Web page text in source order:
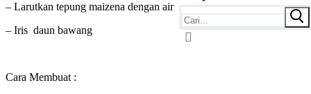
– Larutkan tepung maizena dengan air
– Iris daun bawang
Cara Membuat :